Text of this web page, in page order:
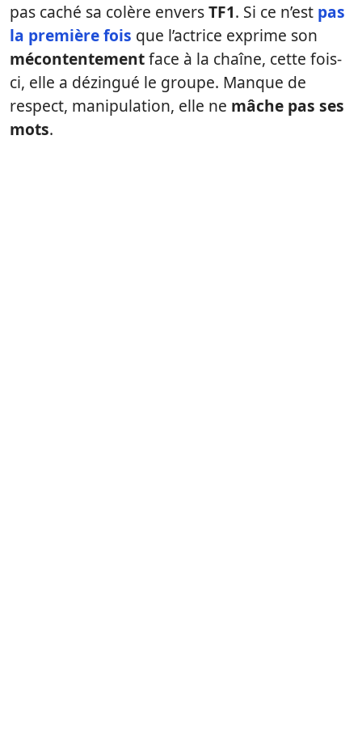
pas caché sa colère enversTF1. Si ce n’est pas
la première fois que l’actrice exprime son
mécontentementface à la chaîne, cette fois-
ci, elle a dézingué le groupe. Manque de
respect, manipulation, elle ne mâche pas ses
mots.